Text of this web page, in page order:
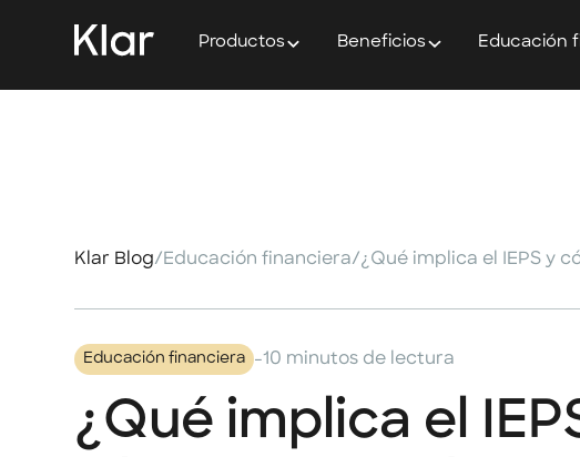
Productos Beneficios Educación
Klar Blog/Educación financiera/
Educación financiera -10 minutos de lectura
¿Qué implica el